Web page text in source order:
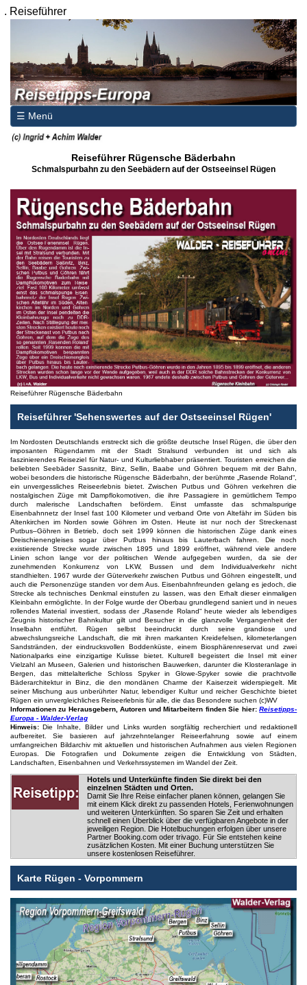
. Reiseführer
☰ Menü
Reiseführer Rügensche Bäderbahn
Schmalspurbahn zu den Seebädern auf der Ostseeinsel Rügen
Reiseführer Rügensche Bäderbahn
Reiseführer 'Sehenswertes auf der Ostseeinsel Rügen'
Im Nordosten Deutschlands erstreckt sich die größte deutsche Insel Rügen, die über den
imposanten Rügendamm mit der Stadt Stralsund verbunden ist und sich als
faszinierendes Reiseziel für Natur- und Kulturliebhaber präsentiert. Touristen erreichen die
beliebten Seebäder Sassnitz, Binz, Sellin, Baabe und Göhren bequem mit der Bahn,
wobei besonders die historische Rügensche Bäderbahn, der berühmte „Rasende Roland“,
ein unvergessliches Reiseerlebnis bietet. Zwischen Putbus und Göhren verkehren die
nostalgischen Züge mit Dampflokomotiven, die ihre Passagiere in gemütlichem Tempo
durch malerische Landschaften befördern. Einst umfasste das schmalspurige
Eisenbahnnetz der Insel fast 100 Kilometer und verband Orte von Altefähr im Süden bis
Altenkirchen im Norden sowie Göhren im Osten. Heute ist nur noch der Streckenast
Putbus–Göhren in Betrieb, doch seit 1999 können die historischen Züge dank eines
Dreischienengleises sogar über Putbus hinaus bis Lauterbach fahren. Die noch
existierende Strecke wurde zwischen 1895 und 1899 eröffnet, während viele andere
Linien schon lange vor der politischen Wende aufgegeben wurden, da sie der
zunehmenden Konkurrenz von LKW, Bussen und dem Individualverkehr nicht
standhielten. 1967 wurde der Güterverkehr zwischen Putbus und Göhren eingestellt, und
auch die Personenzüge standen vor dem Aus. Eisenbahnfreunden gelang es jedoch, die
Strecke als technisches Denkmal einstufen zu lassen, was den Erhalt dieser einmaligen
Kleinbahn ermöglichte. In der Folge wurde der Oberbau grundlegend saniert und in neues
rollendes Material investiert, sodass der „Rasende Roland“ heute wieder als lebendiges
Zeugnis historischer Bahnkultur gilt und Besucher in die glanzvolle Vergangenheit der
Inselbahn entführt. Rügen selbst beeindruckt durch seine grandiose und
abwechslungsreiche Landschaft, die mit ihren markanten Kreidefelsen, kilometerlangen
Sandstränden, der eindrucksvollen Boddenküste, einem Biosphärenreservat und zwei
Nationalparks eine einzigartige Kulisse bietet. Kulturell begeistert die Insel mit einer
Vielzahl an Museen, Galerien und historischen Bauwerken, darunter die Klosteranlage in
Bergen, das mittelalterliche Schloss Spyker in Glowe-Spyker sowie die prachtvolle
Bäderarchitektur in Binz, die den mondänen Charme der Kaiserzeit widerspiegelt. Mit
seiner Mischung aus unberührter Natur, lebendiger Kultur und reicher Geschichte bietet
Rügen ein unvergleichliches Reiseerlebnis für alle, die das Besondere suchen (c)WV
Informationen zu Herausgebern, Autoren und Mitarbeitern finden Sie hier:Reisetipps-
Europa - Walder-Verlag
Hinweis:Die Inhalte, Bilder und Links wurden sorgfältig recherchiert und redaktionell
aufbereitet. Sie basieren auf jahrzehntelanger Reiseerfahrung sowie auf einem
umfangreichen Bildarchiv mit aktuellen und historischen Aufnahmen aus vielen Regionen
Europas. Die Fotografien und Dokumente zeigen die Entwicklung von Städten,
Landschaften, Eisenbahnen und Verkehrssystemen im Wandel der Zeit.
Hotels und Unterkünfte finden Sie direkt bei den
einzelnen Städten und Orten.
Damit Sie Ihre Reise einfacher planen können, gelangen Sie
mit einem Klick direkt zu passenden Hotels, Ferienwohnungen
und weiteren Unterkünften. So sparen Sie Zeit und erhalten
schnell einen Überblick über die verfügbaren Angebote in der
jeweiligen Region. Die Hotelbuchungen erfolgen über unsere
Partner Booking.com oder trivago. Für Sie entstehen keine
zusätzlichen Kosten. Mit einer Buchung unterstützen Sie
unsere kostenlosen Reiseführer.
Karte Rügen - Vorpommern